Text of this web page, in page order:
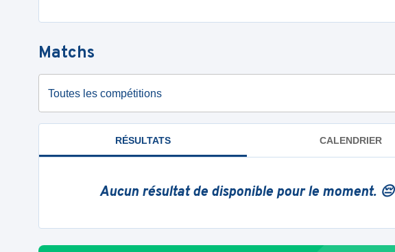
Matchs
Toutes les compétitions
RÉSULTATS CALENDRIER
Aucun résultat de disponible pour le moment. 😔